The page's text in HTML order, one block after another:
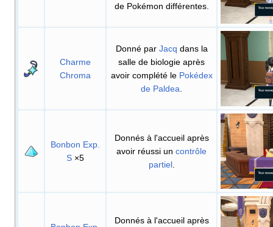
de Pokémon différentes.
Charme
Chroma
Donné par Jacq dans la
salle de biologie après
avoir complété le Pokédex
de Paldea.
Bonbon Exp.
S ×5
Donnés à l'accueil après
avoir réussi un contrôle
partiel.
Donnés à l'accueil après